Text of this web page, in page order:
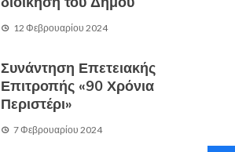
12 Φεβρουαρίου 2024
Συνάντηση Επετειακής
Επιτροπής «90 Χρόνια
Περιστέρι»
7 Φεβρουαρίου 2024